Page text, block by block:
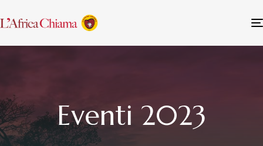
Eventi 2023